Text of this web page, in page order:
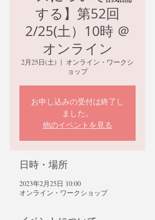
する】第52回
2/25(土）10時 ＠
オンライン
2月25日(土)
  |
オンライン・ワークシ
ョップ
お申し込みの受付は終了し
ました。
他のイベントを見る
日時・場所
2023年2月25日 10:00
オンライン・ワークショップ